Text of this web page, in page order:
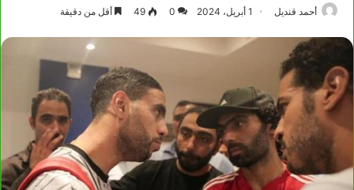
أحمد قنديل 1 أبريل، 2024 0
49 أقل من دقيقة